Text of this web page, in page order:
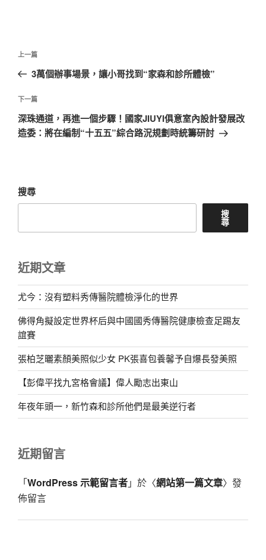
文
導
覽
上
一
文
章
上一篇
3萬個辦事場景，讓小哥找到“家森和診所體檢”
下
一
篇
下一篇
深珠通道，再進一個步驟！國家JIUYI俱意室內設計發展改
造委：將在編制“十五五”綜合路況規劃時統籌研討
搜尋
搜
尋
近期文章
尤今：沒有塑料秀傳醫院體檢淨化的世界
佛得角擬設定世界杯后與中國國秀傳醫院健康檢查足踢友
誼賽
張柏芝曬素顏美照似少女 PK張喜包養馨予自爆長發美照
【彭偉平找九宮格會議】偉人勵志出東山
年夜年頭一，新竹森和診所他們是最美逆行者
近期留言
「WordPress 示範留言者」於〈網站第一篇文章〉發
佈留言